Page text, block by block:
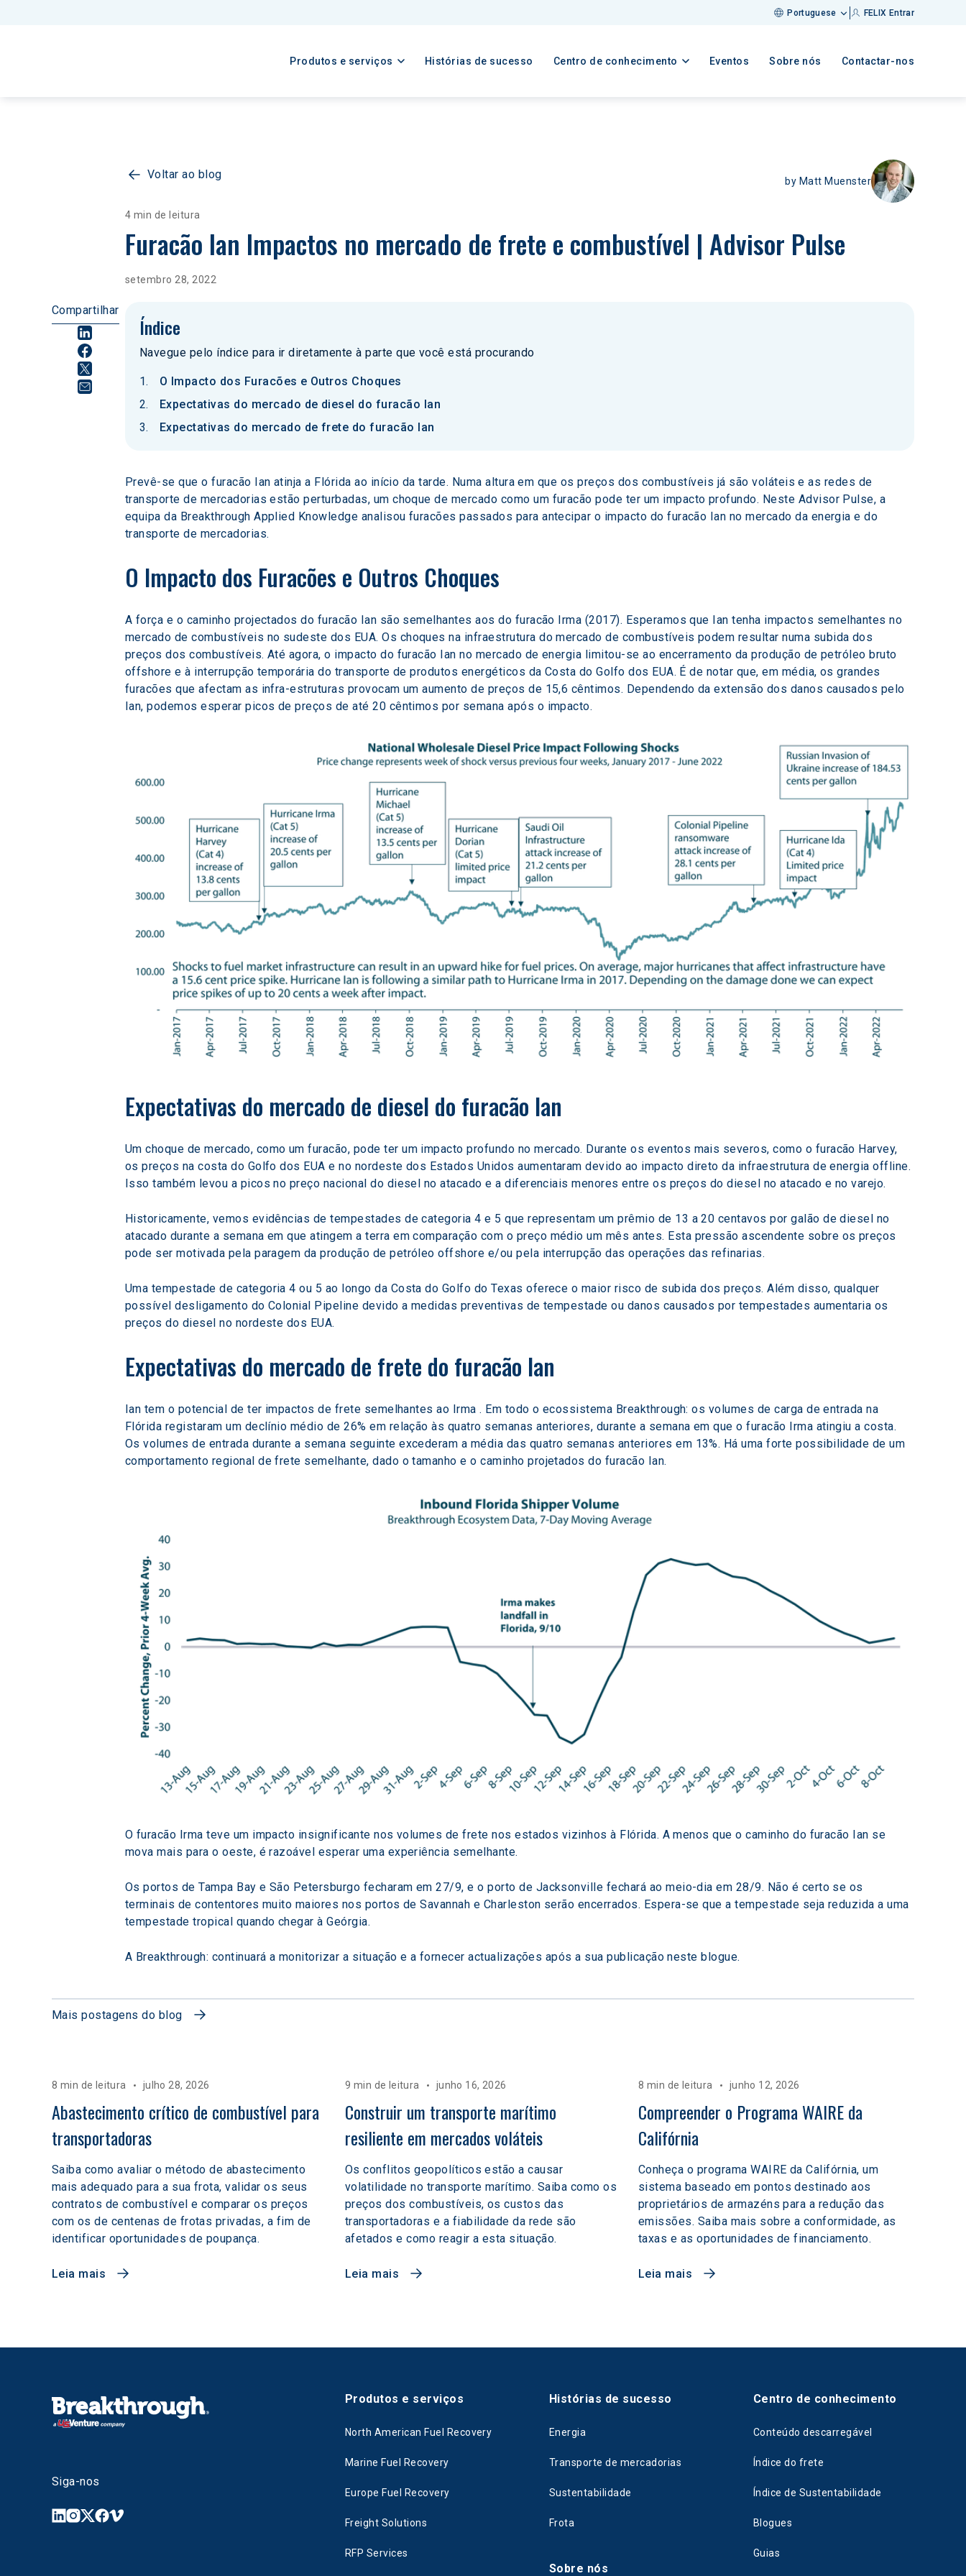
Portuguese FELIX Entrar
Produtos e serviços Histórias de sucesso Centro de conhecimento Eventos Sobre nós Contactar-nos
Voltar ao blog by Matt Muenster
4 min de leitura
Furacão Ian Impactos no mercado de frete e combustível | Advisor Pulse
setembro 28, 2022
Compartilhar
Índice
Navegue pelo índice para ir diretamente à parte que você está procurando
O Impacto dos Furacões e Outros Choques
Expectativas do mercado de diesel do furacão Ian
Expectativas do mercado de frete do furacão Ian
Prevê-se que o furacão Ian atinja a Flórida ao início da tarde. Numa altura em que os preços dos combustíveis já são voláteis e as redes de
transporte de mercadorias estão perturbadas, um choque de mercado como um furacão pode ter um impacto profundo. Neste Advisor Pulse, a
equipa da Breakthrough Applied Knowledge analisou furacões passados para antecipar o impacto do furacão Ian no mercado da energia e do
transporte de mercadorias.
O Impacto dos Furacões e Outros Choques
A força e o caminho projectados do furacão Ian são semelhantes aos do furacão Irma (2017). Esperamos que Ian tenha impactos semelhantes no
mercado de combustíveis no sudeste dos EUA. Os choques na infraestrutura do mercado de combustíveis podem resultar numa subida dos
preços dos combustíveis. Até agora, o impacto do furacão Ian no mercado de energia limitou-se ao encerramento da produção de petróleo bruto
offshore e à interrupção temporária do transporte de produtos energéticos da Costa do Golfo dos EUA. É de notar que, em média, os grandes
furacões que afectam as infra-estruturas provocam um aumento de preços de 15,6 cêntimos. Dependendo da extensão dos danos causados pelo
Ian, podemos esperar picos de preços de até 20 cêntimos por semana após o impacto.
Expectativas do mercado de diesel do furacão Ian
Um choque de mercado, como um furacão, pode ter um impacto profundo no mercado. Durante os eventos mais severos, como o furacão Harvey,
os preços na costa do Golfo dos EUA e no nordeste dos Estados Unidos aumentaram devido ao impacto direto da infraestrutura de energia offline.
Isso também levou a picos no preço nacional do diesel no atacado e a diferenciais menores entre os preços do diesel no atacado e no varejo.
Historicamente, vemos evidências de tempestades de categoria 4 e 5 que representam um prêmio de 13 a 20 centavos por galão de diesel no
atacado durante a semana em que atingem a terra em comparação com o preço médio um mês antes. Esta pressão ascendente sobre os preços
pode ser motivada pela paragem da produção de petróleo offshore e/ou pela interrupção das operações das refinarias.
Uma tempestade de categoria 4 ou 5 ao longo da Costa do Golfo do Texas oferece o maior risco de subida dos preços. Além disso, qualquer
possível desligamento do Colonial Pipeline devido a medidas preventivas de tempestade ou danos causados por tempestades aumentaria os
preços do diesel no nordeste dos EUA.
Expectativas do mercado de frete do furacão Ian
Ian tem o potencial de ter impactos de frete semelhantes ao Irma . Em todo o ecossistema Breakthrough: os volumes de carga de entrada na
Flórida registaram um declínio médio de 26% em relação às quatro semanas anteriores, durante a semana em que o furacão Irma atingiu a costa.
Os volumes de entrada durante a semana seguinte excederam a média das quatro semanas anteriores em 13%. Há uma forte possibilidade de um
comportamento regional de frete semelhante, dado o tamanho e o caminho projetados do furacão Ian.
O furacão Irma teve um impacto insignificante nos volumes de frete nos estados vizinhos à Flórida. A menos que o caminho do furacão Ian se
mova mais para o oeste, é razoável esperar uma experiência semelhante.
Os portos de Tampa Bay e São Petersburgo fecharam em 27/9, e o porto de Jacksonville fechará ao meio-dia em 28/9. Não é certo se os
terminais de contentores muito maiores nos portos de Savannah e Charleston serão encerrados. Espera-se que a tempestade seja reduzida a uma
tempestade tropical quando chegar à Geórgia.
A Breakthrough: continuará a monitorizar a situação e a fornecer actualizações após a sua publicação neste blogue.
Mais postagens do blog
8 min de leitura julho 28, 2026
Abastecimento crítico de combustível para
transportadoras
Saiba como avaliar o método de abastecimento
mais adequado para a sua frota, validar os seus
contratos de combustível e comparar os preços
com os de centenas de frotas privadas, a fim de
identificar oportunidades de poupança.
Leia mais
9 min de leitura junho 16, 2026
Construir um transporte marítimo
resiliente em mercados voláteis
Os conflitos geopolíticos estão a causar
volatilidade no transporte marítimo. Saiba como os
preços dos combustíveis, os custos das
transportadoras e a fiabilidade da rede são
afetados e como reagir a esta situação.
Leia mais
8 min de leitura junho 12, 2026
Compreender o Programa WAIRE da
Califórnia
Conheça o programa WAIRE da Califórnia, um
sistema baseado em pontos destinado aos
proprietários de armazéns para a redução das
emissões. Saiba mais sobre a conformidade, as
taxas e as oportunidades de financiamento.
Leia mais
Siga-nos
Produtos e serviços
North American Fuel Recovery
Marine Fuel Recovery
Europe Fuel Recovery
Freight Solutions
RFP Services
Histórias de sucesso
Energia
Transporte de mercadorias
Sustentabilidade
Frota
Sobre nós
Centro de conhecimento
Conteúdo descarregável
Índice do frete
Índice de Sustentabilidade
Blogues
Guias